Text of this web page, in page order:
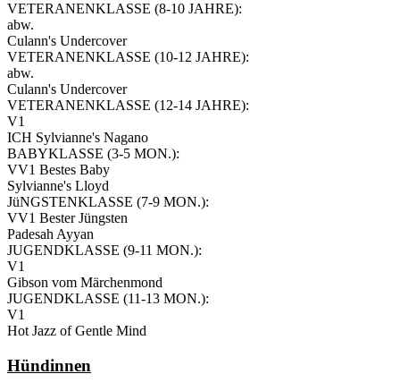
VETERANENKLASSE (8-10 JAHRE):
abw.
Culann's Undercover
VETERANENKLASSE (10-12 JAHRE):
abw.
Culann's Undercover
VETERANENKLASSE (12-14 JAHRE):
V1
ICH Sylvianne's Nagano
BABYKLASSE (3-5 MON.):
VV1 Bestes Baby
Sylvianne's Lloyd
JüNGSTENKLASSE (7-9 MON.):
VV1 Bester Jüngsten
Padesah Ayyan
JUGENDKLASSE (9-11 MON.):
V1
Gibson vom Märchenmond
JUGENDKLASSE (11-13 MON.):
V1
Hot Jazz of Gentle Mind
Hündinnen